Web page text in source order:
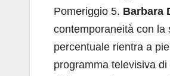
Pomeriggio 5. Barbara
contemporaneità con la
percentuale rientra a
programma televisiva